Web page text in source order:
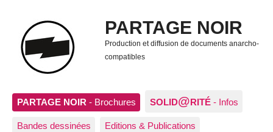
PARTAGE NOIR
Production et diffusion de documents anarcho-
compatibles
PARTAGE NOIR - Brochures SOLID@RITÉ - Infos
Bandes dessinées Editions & Publications